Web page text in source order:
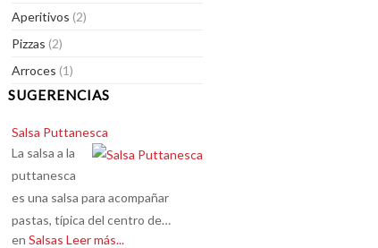
Aperitivos (2)
Pizzas (2)
Arroces (1)
SUGERENCIAS
Salsa Puttanesca
La salsa a la
puttanesca
es una salsa para acompañar
pastas, típica del centro de…
enSalsas Leer más...